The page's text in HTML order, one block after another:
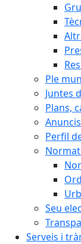
Ple
Juntes
Plans,
Perfil
Seu
Serveis i